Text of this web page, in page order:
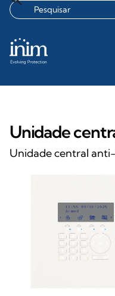
Unidade
Unidade central